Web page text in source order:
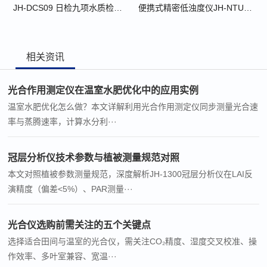
JH-DCS09 日检九项水质检测箱
相关资讯
光合作用测定仪在温室水肥优化中的应用实例
温室水肥优化怎么做？本文详解利用光合作用测定仪同步测量光合速
率与蒸腾速率，计算水分利···
冠层分析仪技术参数与植被测量规范对照
本文对照植被参数测量规范，深度解析JH-1300冠层分析仪在LAI反
演精度（偏差<5%）、PAR测量···
光合仪选购前需关注的五个关键点
选择适合田间与温室的光合仪，需关注CO₂精度、湿度交叉校准、操
作效率、多叶室兼容、宽温···